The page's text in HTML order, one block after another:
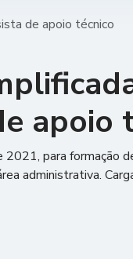
de apoio técnico
apoio
para formação
administrativa.